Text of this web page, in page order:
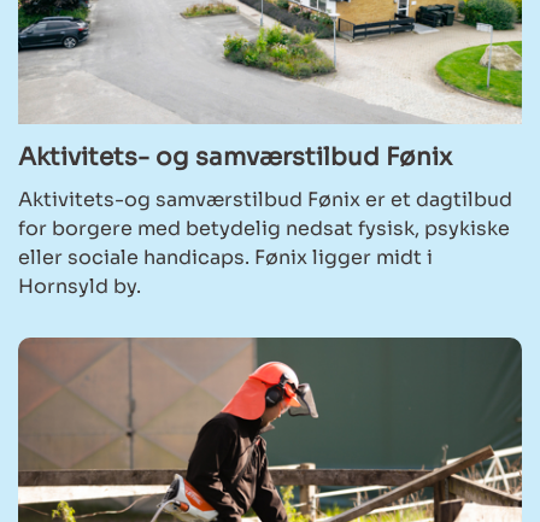
Aktivitets- og samværstilbud Fønix
Aktivitets-og samværstilbud Fønix er et dagtilbud
for borgere med betydelig nedsat fysisk, psykiske
eller sociale handicaps. Fønix ligger midt i
Hornsyld by.